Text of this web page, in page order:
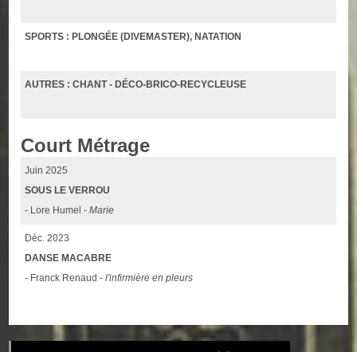
SPORTS : PLONGÉE (DIVEMASTER), NATATION
AUTRES : CHANT - DÉCO-BRICO-RECYCLEUSE
Court Métrage
Juin 2025
SOUS LE VERROU
- Lore Humel -Marie
Déc. 2023
DANSE MACABRE
- Franck Renaud -l'infirmière en pleurs